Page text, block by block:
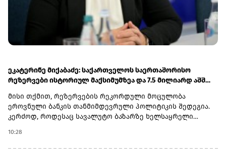
ეკატერინე მიქაბაძე: საქართველოს საერთაშორისო
რეზერვები ისტორიულ მაქსიმუმზეა და 7.5 მილიარდ აშშ
მისი თქმით, რეზერვების რეკორდული მოცულობა
ეროვნული ბანკის თანმიმდევრული პოლიტიკის შედეგია.
კერძოდ, როდესაც სავალუტო ბაზარზე ხელსაყრელი
უფრო ძლიერი ბუფერი ჰქონდეს.„საქართველოს
10:28